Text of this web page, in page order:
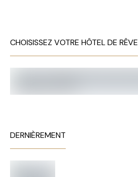
CHOISISSEZ VOTRE HÔTEL DE RÊVE
DERNIÈREMENT